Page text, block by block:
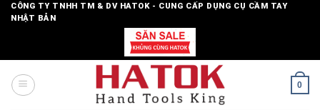
SkipCÔNG TY TNHH TM & DV HATOK - CUNG CẤP DỤNG CỤ CẦM TAY
NHẬT BẢN
0